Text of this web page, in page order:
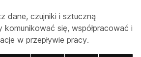
dane, czujniki i sztuczną
komunikować się, współpracować i
w przepływie pracy.